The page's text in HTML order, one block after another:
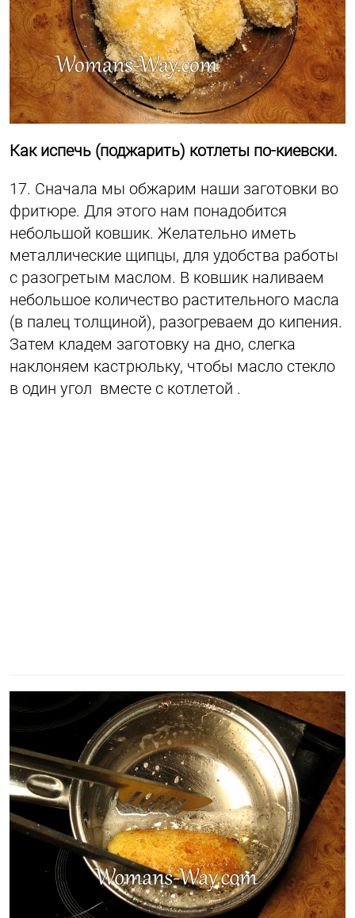
Как испечь (поджарить) котлеты по-киевски.
17. Сначала мы обжарим наши заготовки во
фритюре. Для этого нам понадобится
небольшой ковшик. Желательно иметь
металлические щипцы, для удобства работы
с разогретым маслом. В ковшик наливаем
небольшое количество растительного масла
(в палец толщиной), разогреваем до кипения.
Затем кладем заготовку на дно, слегка
наклоняем кастрюльку, чтобы масло стекло
в один угол вместе с котлетой .